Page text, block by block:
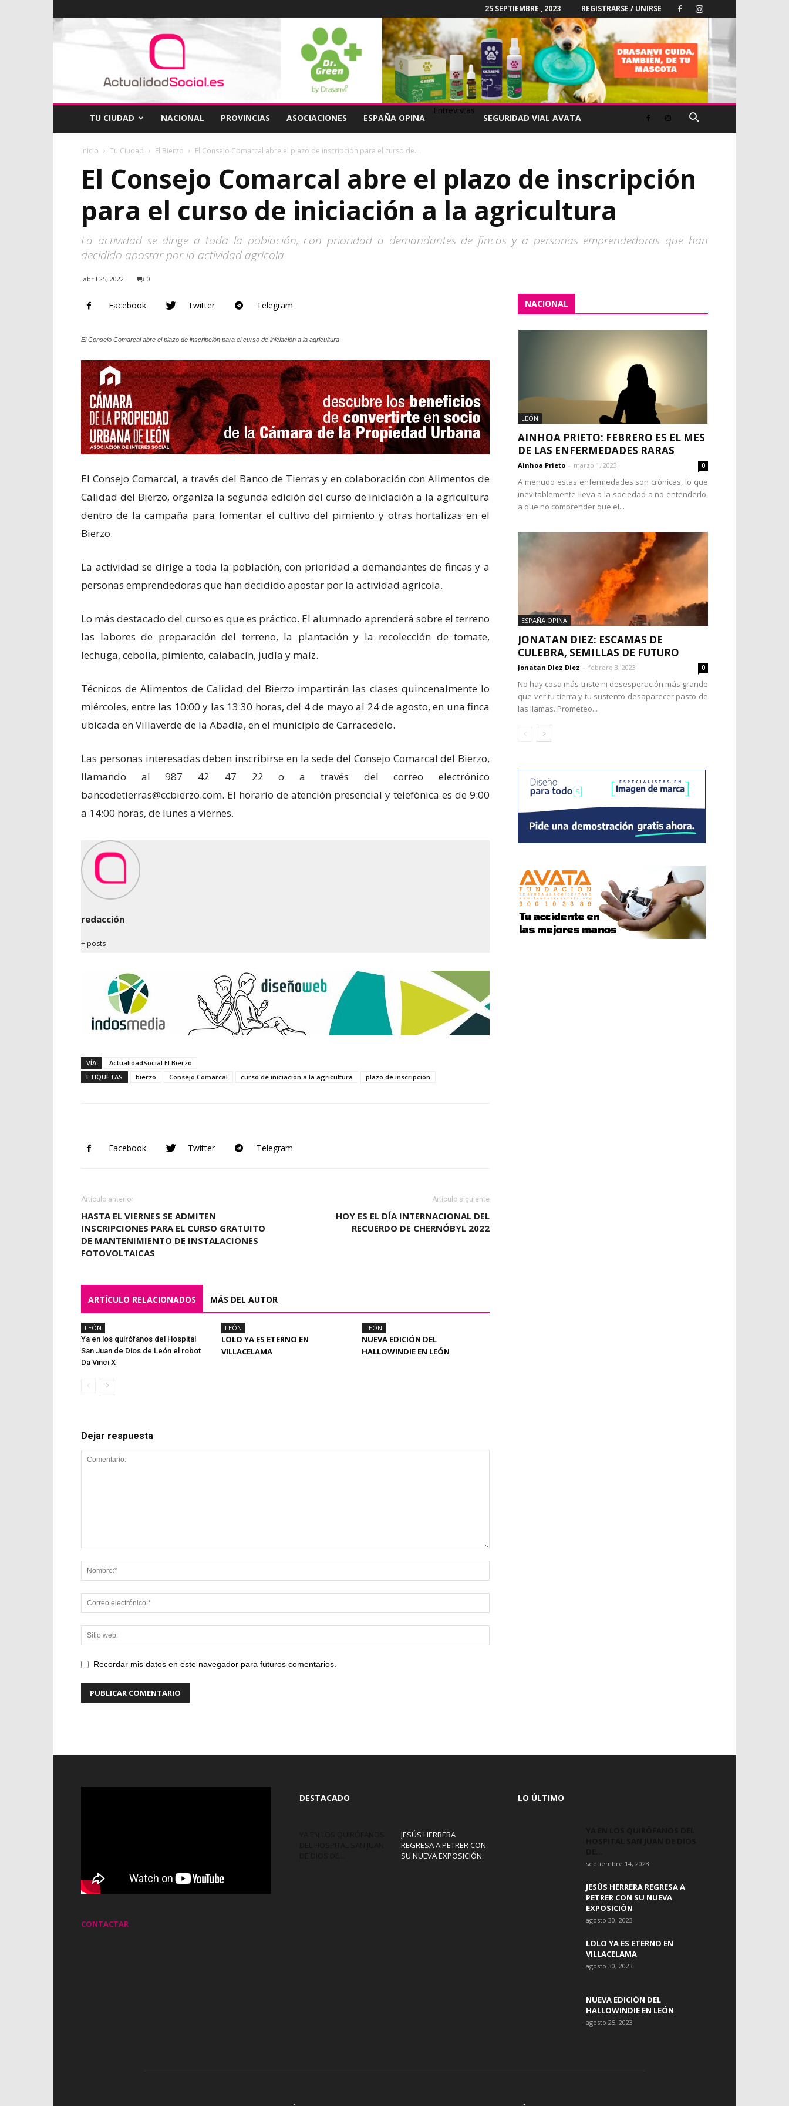
25 SEPTIEMBRE , 2023 REGISTRARSE / UNIRSE
ActualidadSocial
TU CIUDAD NACIONAL PROVINCIAS ASOCIACIONES ESPAÑA OPINA
Entrevistas
SEGURIDAD VIAL AVATA
Inicio Tu Ciudad El Bierzo El Consejo Comarcal abre el plazo de inscripción para el curso de...
El Consejo Comarcal abre el plazo de inscripción
para el curso de iniciación a la agricultura
La actividad se dirige a toda la población, con prioridad a demandantes de fincas y a personas emprendedoras que han
decidido apostar por la actividad agrícola
abril 25, 2022 0
Facebook Twitter Telegram
El Consejo Comarcal abre el plazo de inscripción para el curso de iniciación a la agricultura
El Consejo Comarcal, a través del Banco de Tierras y en colaboración con Alimentos de
Calidad del Bierzo, organiza la segunda edición del curso de iniciación a la agricultura
dentro de la campaña para fomentar el cultivo del pimiento y otras hortalizas en el
Bierzo.
La actividad se dirige a toda la población, con prioridad a demandantes de fincas y a
personas emprendedoras que han decidido apostar por la actividad agrícola.
Lo más destacado del curso es que es práctico. El alumnado aprenderá sobre el terreno
las labores de preparación del terreno, la plantación y la recolección de tomate,
lechuga, cebolla, pimiento, calabacín, judía y maíz.
Técnicos de Alimentos de Calidad del Bierzo impartirán las clases quincenalmente lo
miércoles, entre las 10:00 y las 13:30 horas, del 4 de mayo al 24 de agosto, en una finca
ubicada en Villaverde de la Abadía, en el municipio de Carracedelo.
Las personas interesadas deben inscribirse en la sede del Consejo Comarcal del Bierzo,
llamando al 987 42 47 22 o a través del correo electrónico
bancodetierras@ccbierzo.com. El horario de atención presencial y telefónica es de 9:00
a 14:00 horas, de lunes a viernes.
redacción
+ posts
VÍA
ActualidadSocial El Bierzo
ETIQUETAS
bierzo Consejo Comarcal curso de iniciación a la agricultura plazo de inscripción
Facebook Twitter Telegram
Artículo anterior
HASTA EL VIERNES SE ADMITEN
INSCRIPCIONES PARA EL CURSO GRATUITO
DE MANTENIMIENTO DE INSTALACIONES
FOTOVOLTAICAS
Artículo siguiente
HOY ES EL DÍA INTERNACIONAL DEL
RECUERDO DE CHERNÓBYL 2022
ARTÍCULO RELACIONADOS MÁS DEL AUTOR
LEÓN
Ya en los quirófanos del Hospital
San Juan de Dios de León el robot
Da Vinci X
LEÓN
LOLO YA ES ETERNO EN
VILLACELAMA
LEÓN
NUEVA EDICIÓN DEL
HALLOWINDIE EN LEÓN
Dejar respuesta
Recordar mis datos en este navegador para futuros comentarios.
NACIONAL
LEÓN
AINHOA PRIETO: FEBRERO ES EL MES
DE LAS ENFERMEDADES RARAS
Ainhoa Prieto - marzo 1, 2023 0
A menudo estas enfermedades son crónicas, lo que
inevitablemente lleva a la sociedad a no entenderlo,
a que no comprender que el...
ESPAÑA OPINA
JONATAN DIEZ: ESCAMAS DE
CULEBRA, SEMILLAS DE FUTURO
Jonatan Diez Diez - febrero 3, 2023 0
No hay cosa más triste ni desesperación más grande
que ver tu tierra y tu sustento desaparecer pasto de
las llamas. Prometeo...
CONTACTAR
DESTACADO
JESÚS HERRERA
REGRESA A PETRER CON
SU NUEVA EXPOSICIÓN
LO ÚLTIMO
septiembre 14, 2023
JESÚS HERRERA REGRESA A
PETRER CON SU NUEVA
EXPOSICIÓN
agosto 30, 2023
LOLO YA ES ETERNO EN
VILLACELAMA
agosto 30, 2023
NUEVA EDICIÓN DEL
HALLOWINDIE EN LEÓN
agosto 25, 2023